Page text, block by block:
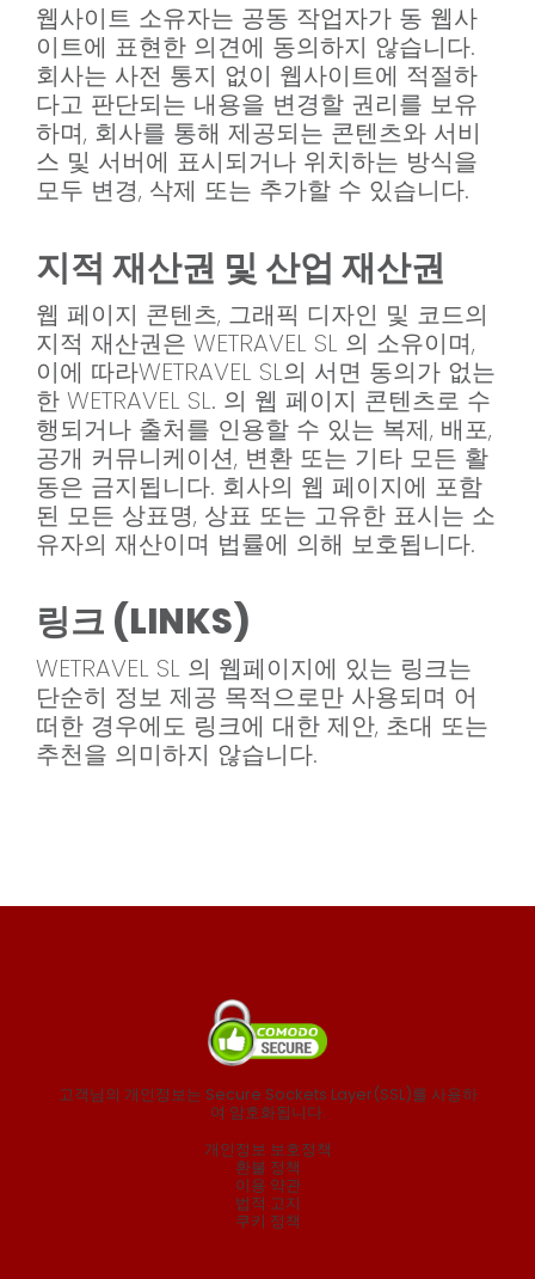
웹사이트 소유자는 공동 작업자가 동 웹사
이트에 표현한 의견에 동의하지 않습니다.
회사는 사전 통지 없이 웹사이트에 적절하
다고 판단되는 내용을 변경할 권리를 보유
하며, 회사를 통해 제공되는 콘텐츠와 서비
스 및 서버에 표시되거나 위치하는 방식을
모두 변경, 삭제 또는 추가할 수 있습니다.
지적 재산권 및 산업 재산권
웹 페이지 콘텐츠, 그래픽 디자인 및 코드의
지적 재산권은 WETRAVEL SL 의 소유이며,
이에 따라WETRAVEL SL의 서면 동의가 없는
한 WETRAVEL SL. 의 웹 페이지 콘텐츠로 수
행되거나 출처를 인용할 수 있는 복제, 배포,
공개 커뮤니케이션, 변환 또는 기타 모든 활
동은 금지됩니다. 회사의 웹 페이지에 포함
된 모든 상표명, 상표 또는 고유한 표시는 소
유자의 재산이며 법률에 의해 보호됩니다.
링크 (LINKS)
WETRAVEL SL 의 웹페이지에 있는 링크는
단순히 정보 제공 목적으로만 사용되며 어
떠한 경우에도 링크에 대한 제안, 초대 또는
추천을 의미하지 않습니다.
고객님의 개인정보는 Secure Sockets Layer(SSL)를 사용하
여 암호화됩니다.
개인정보 보호정책
환불 정책
이용 약관
법적 고지
쿠키 정책